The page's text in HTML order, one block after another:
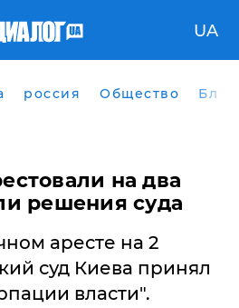
UA
россия Общество
на два
решения суда
аресте на 2
суд Киева принял
власти".